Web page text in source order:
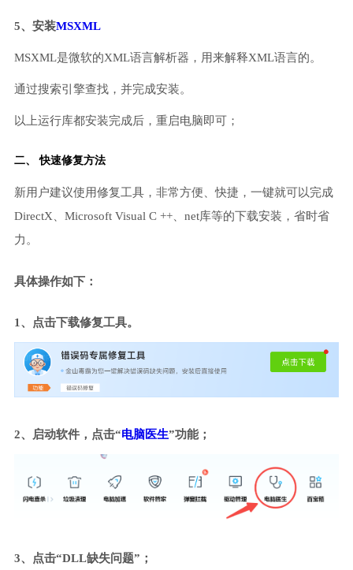
5、安装MSXML
MSXML是微软的XML语言解析器，用来解释XML语言的。
通过搜索引擎查找，并完成安装。
以上运行库都安装完成后，重启电脑即可；
二、 快速修复方法
新用户建议使用修复工具，非常方便、快捷，一键就可以完成
DirectX、Microsoft Visual C ++、net库等的下载安装，省时省
力。
具体操作如下：
1、点击下载修复工具。
2、启动软件，点击“电脑医生”功能；
3、点击“DLL缺失问题”；